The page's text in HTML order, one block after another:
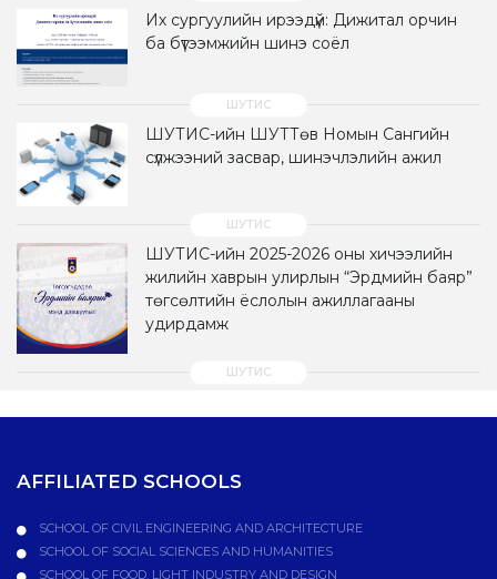
Их сургуулийн ирээдүй: Дижитал орчин
ба бүтээмжийн шинэ соёл
ШУТИС-ийн ШУТТөв Номын Сангийн
сүлжээний засвар, шинэчлэлийн ажил
ШУТИС-ийн 2025-2026 оны хичээлийн
жилийн хаврын улирлын “Эрдмийн баяр”
төгсөлтийн ёслолын ажиллагааны
удирдамж
AFFILIATED SCHOOLS
SCHOOL OF CIVIL ENGINEERING AND ARCHITECTURE
SCHOOL OF SOCIAL SCIENCES AND HUMANITIES
SCHOOL OF FOOD, LIGHT INDUSTRY AND DESIGN